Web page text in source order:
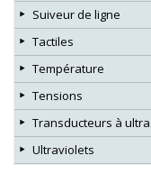
Suiveur de ligne
Tactiles
Température
Tensions
Transducteurs à
Ultraviolets